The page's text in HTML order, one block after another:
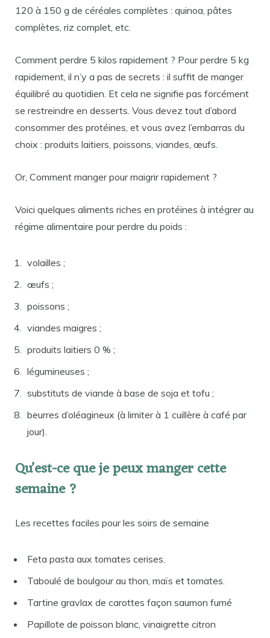
120 à 150 g de céréales complètes : quinoa, pâtes
complètes, riz complet, etc.
Comment perdre 5 kilos rapidement ? Pour perdre 5 kg
rapidement, il n’y a pas de secrets : il suffit de manger
équilibré au quotidien. Et cela ne signifie pas forcément
se restreindre en desserts. Vous devez tout d’abord
consommer des protéines, et vous avez l’embarras du
choix : produits laitiers, poissons, viandes, œufs.
Or, Comment manger pour maigrir rapidement ?
Voici quelques aliments riches en protéines à intégrer au
régime alimentaire pour perdre du poids :
volailles ;
œufs ;
poissons ;
viandes maigres ;
produits laitiers 0 % ;
légumineuses ;
substituts de viande à base de soja et tofu ;
beurres d’oléagineux (à limiter à 1 cuillère à café par
jour).
Qu’est-ce que je peux manger cette
semaine ?
Les recettes faciles pour les soirs de semaine
Feta pasta aux tomates cerises.
Taboulé de boulgour au thon, maïs et tomates.
Tartine gravlax de carottes façon saumon fumé
Papillote de poisson blanc, vinaigrette citron